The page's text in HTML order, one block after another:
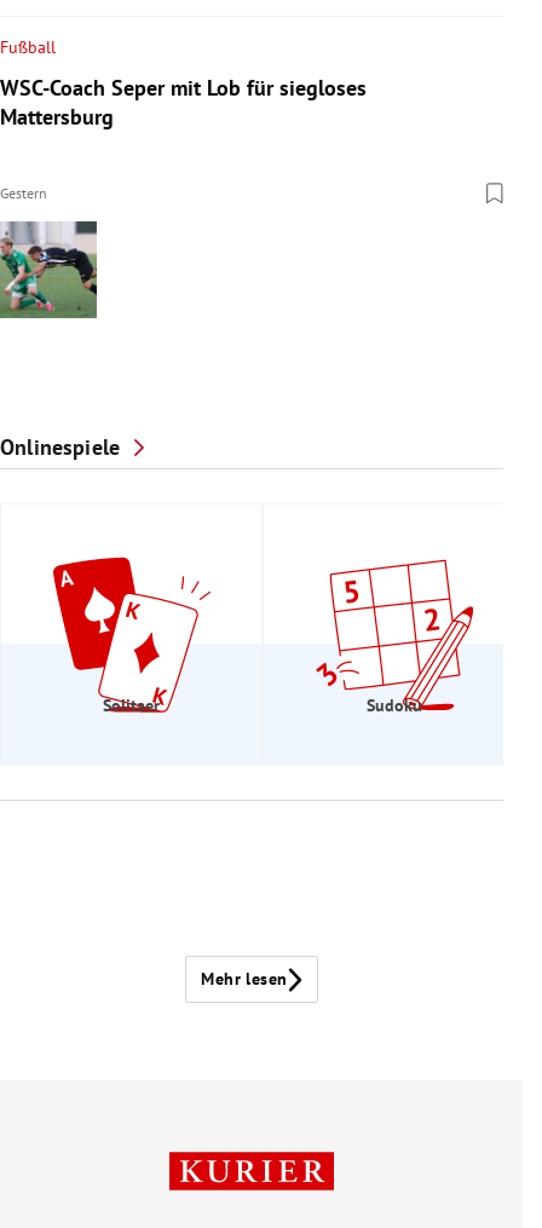
Fußball
WSC-Coach Seper mit Lob für siegloses
Mattersburg
Gestern
Onlinespiele
Solitaer Sudoku
Mehr lesen